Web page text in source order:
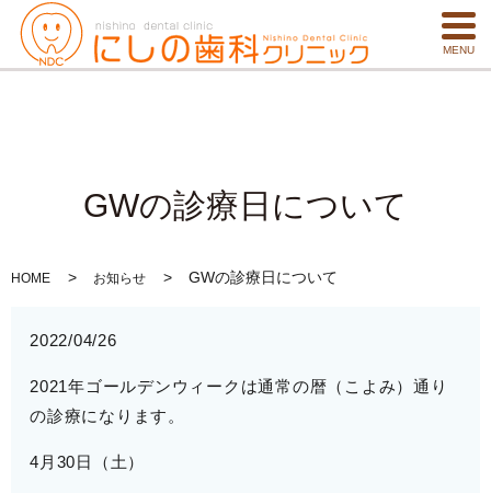
MENU
GWの診療日について
HOME お知らせ GWの診療日について
2022/04/26
2021年ゴールデンウィークは通常の暦（こよみ）通り
の診療になります。
4月30日（土）